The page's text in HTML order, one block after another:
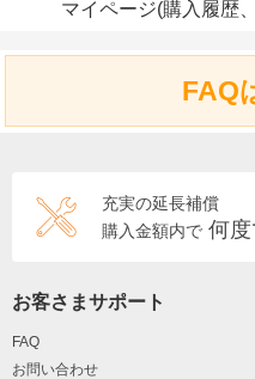
マイページ(購入履歴
FAQ
充実の延長補償
購入金額内で 何
お客さまサポート
FAQ
お問い合わせ